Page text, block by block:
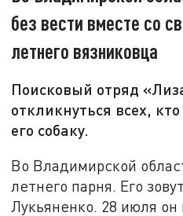
без вести вместе со
летнего вязниковца
Поисковый отряд
откликнуться всех,
его собаку.
Во Владимирской
летнего парня. Его
Лукьяненко. 28 июля